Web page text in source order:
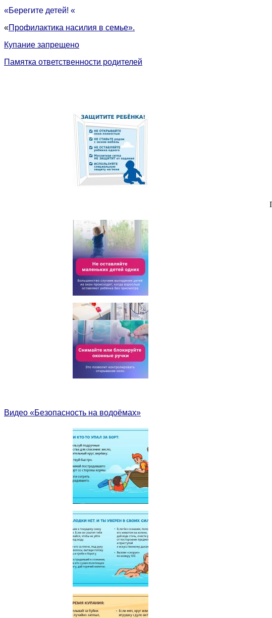
«Берегите детей! «
«Профилактика насилия в семье».
Купание запрещено
Памятка ответственности родителей
Видео «Безопасность на водоёмах»